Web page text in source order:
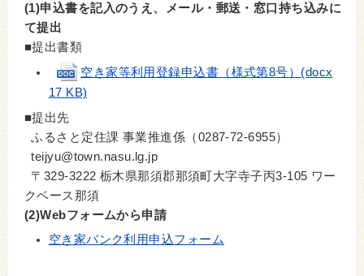
(1)申込書を記入のうえ、メール・郵送・窓口持ち込みに
て提出
■提出書類
空き家等利用登録申込書（様式第8号）(docx
17 KB)
■提出先
ふるさと定住課 事業推進係（0287-72-6955）
teijyu@town.nasu.lg.jp
〒329-3222 栃木県那須郡那須町大字寺子丙3-105 ワー
クベース那須
(2)Webフォームから申請
空き家バンク利用申込フォーム